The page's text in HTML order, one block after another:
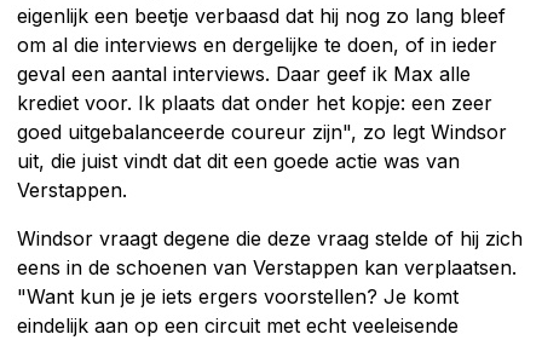
eigenlijk een beetje verbaasd dat hij nog zo lang bleef
om al die interviews en dergelijke te doen, of in ieder
geval een aantal interviews. Daar geef ik Max alle
krediet voor. Ik plaats dat onder het kopje: een zeer
goed uitgebalanceerde coureur zijn", zo legt Windsor
uit, die juist vindt dat dit een goede actie was van
Verstappen.
Windsor vraagt degene die deze vraag stelde of hij zich
eens in de schoenen van Verstappen kan verplaatsen.
"Want kun je je iets ergers voorstellen? Je komt
eindelijk aan op een circuit met echt veeleisende